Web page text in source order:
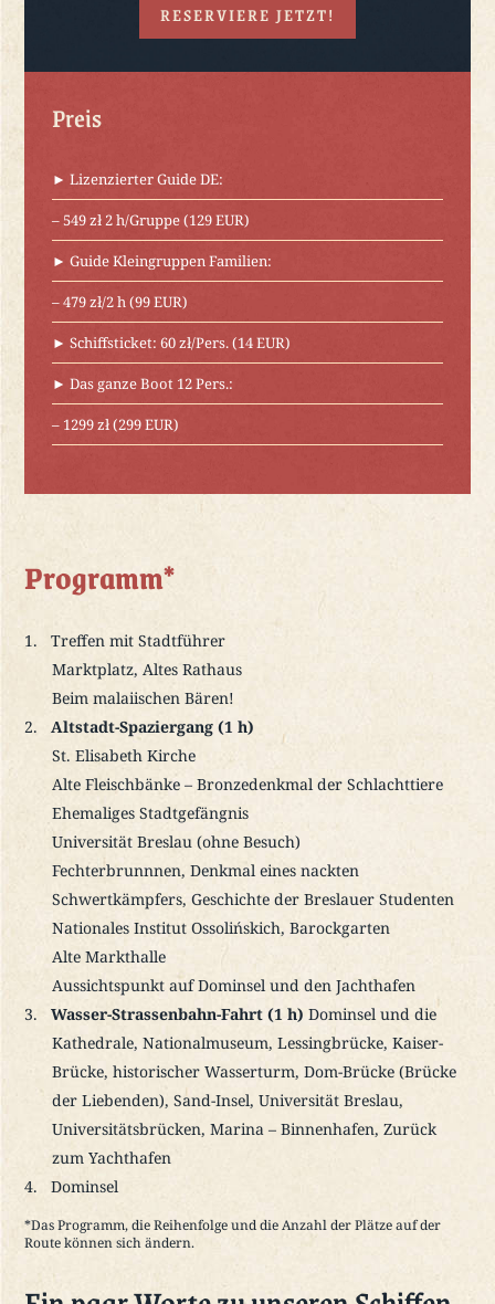
RESERVIERE JETZT!
Preis
► Lizenzierter Guide DE:
– 549 zł 2 h/Gruppe (129 EUR)
► Guide Kleingruppen Familien:
– 479 zł/2 h (99 EUR)
► Schiffsticket: 60 zł/Pers. (14 EUR)
► Das ganze Boot 12 Pers.:
– 1299 zł (299 EUR)
Programm*
Treffen mit Stadtführer
Marktplatz, Altes Rathaus
Beim malaiischen Bären!
Altstadt-Spaziergang (1 h)
St. Elisabeth Kirche
Alte Fleischbänke – Bronzedenkmal der Schlachttiere
Ehemaliges Stadtgefängnis
Universität Breslau (ohne Besuch)
Fechterbrunnnen, Denkmal eines nackten
Schwertkämpfers, Geschichte der Breslauer Studenten
Nationales Institut Ossolińskich, Barockgarten
Alte Markthalle
Aussichtspunkt auf Dominsel und den Jachthafen
Wasser-Strassenbahn-Fahrt (1 h) Dominsel und die
Kathedrale, Nationalmuseum, Lessingbrücke, Kaiser-
Brücke, historischer Wasserturm, Dom-Brücke (Brücke
der Liebenden), Sand-Insel, Universität Breslau,
Universitätsbrücken, Marina – Binnenhafen, Zurück
zum Yachthafen
Dominsel
*Das Programm, die Reihenfolge und die Anzahl der Plätze auf der
Route können sich ändern.